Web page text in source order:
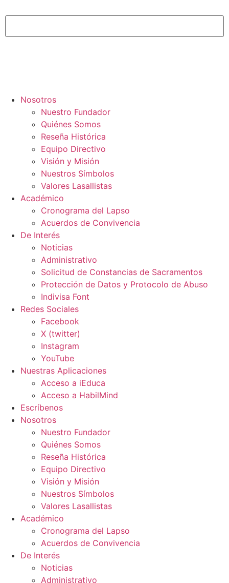
Nosotros
Nuestro Fundador
Quiénes Somos
Reseña Histórica
Equipo Directivo
Visión y Misión
Nuestros Símbolos
Valores Lasallistas
Académico
Cronograma del Lapso
Acuerdos de Convivencia
De Interés
Noticias
Administrativo
Solicitud de Constancias de Sacramentos
Protección de Datos y Protocolo de Abuso
Indivisa Font
Redes Sociales
Facebook
X (twitter)
Instagram
YouTube
Nuestras Aplicaciones
Acceso a iEduca
Acceso a HabilMind
Escríbenos
Nosotros
Nuestro Fundador
Quiénes Somos
Reseña Histórica
Equipo Directivo
Visión y Misión
Nuestros Símbolos
Valores Lasallistas
Académico
Cronograma del Lapso
Acuerdos de Convivencia
De Interés
Noticias
Administrativo